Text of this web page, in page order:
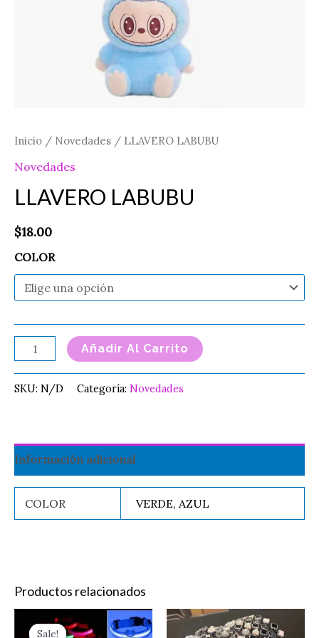
Inicio / Novedades / LLAVERO LABUBU
Novedades
LLAVERO LABUBU
$18.00
COLOR
Añadir Al Carrito
SKU: N/D Categoría: Novedades
Información adicional
COLOR VERDE, AZUL
Productos relacionados
Sale!
Sale!
Original
price
Current
price
Este
Price
range: